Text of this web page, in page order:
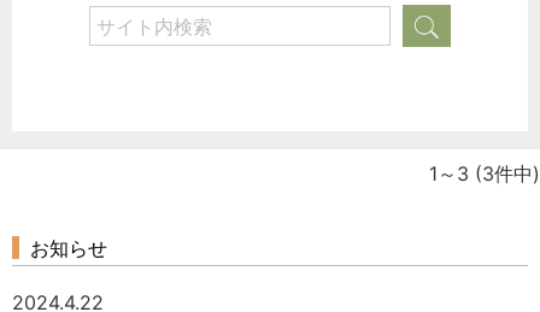
1～3 (3件中)
お知らせ
2024.4.22